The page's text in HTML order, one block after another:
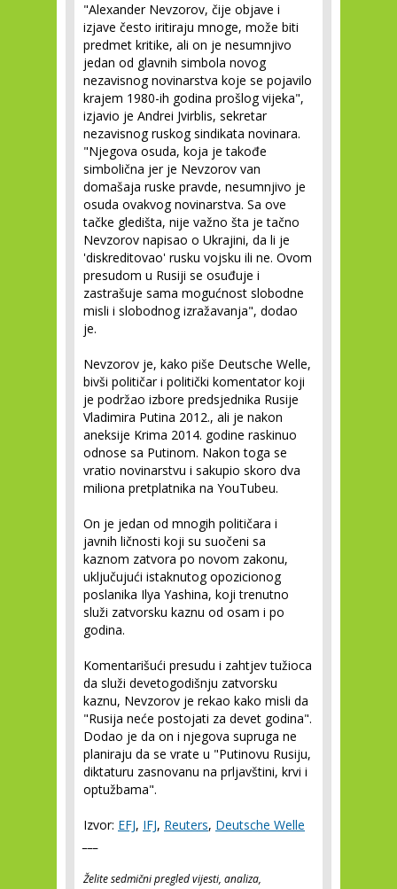
"Alexander Nevzorov, čije objave i
izjave često iritiraju mnoge, može biti
predmet kritike, ali on je nesumnjivo
jedan od glavnih simbola novog
nezavisnog novinarstva koje se pojavilo
krajem 1980-ih godina prošlog vijeka",
izjavio je Andrei Jvirblis, sekretar
nezavisnog ruskog sindikata novinara.
"Njegova osuda, koja je takođe
simbolična jer je Nevzorov van
domašaja ruske pravde, nesumnjivo je
osuda ovakvog novinarstva. Sa ove
tačke gledišta, nije važno šta je tačno
Nevzorov napisao o Ukrajini, da li je
'diskreditovao' rusku vojsku ili ne. Ovom
presudom u Rusiji se osuđuje i
zastrašuje sama mogućnost slobodne
misli i slobodnog izražavanja", dodao
je.
Nevzorov je, kako piše Deutsche Welle,
bivši političar i politički komentator koji
je podržao izbore predsjednika Rusije
Vladimira Putina 2012., ali je nakon
aneksije Krima 2014. godine raskinuo
odnose sa Putinom. Nakon toga se
vratio novinarstvu i sakupio skoro dva
miliona pretplatnika na YouTubeu.
On je jedan od mnogih političara i
javnih ličnosti koji su suočeni sa
kaznom zatvora po novom zakonu,
uključujući istaknutog opozicionog
poslanika Ilya Yashina, koji trenutno
služi zatvorsku kaznu od osam i po
godina.
Komentarišući presudu i zahtjev tužioca
da služi devetogodišnju zatvorsku
kaznu, Nevzorov je rekao kako misli da
"Rusija neće postojati za devet godina".
Dodao je da on i njegova supruga ne
planiraju da se vrate u "Putinovu Rusiju,
diktaturu zasnovanu na prljavštini, krvi i
optužbama".
Izvor: EFJ, IFJ, Reuters, Deutsche Welle
Želite sedmični pregled vijesti, analiza,